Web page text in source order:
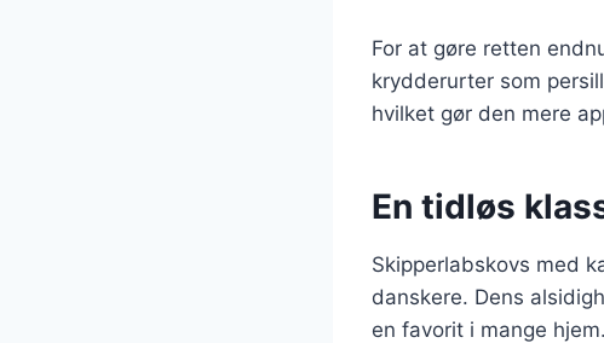
For at gøre retten
krydderurter som
hvilket gør den mere
En tidløs
Skipperlabskovs med
danskere. Dens
en favorit i mange